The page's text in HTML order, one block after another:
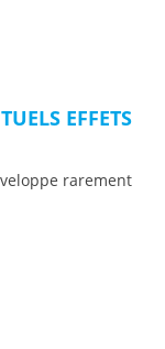
EFFETS
rarement